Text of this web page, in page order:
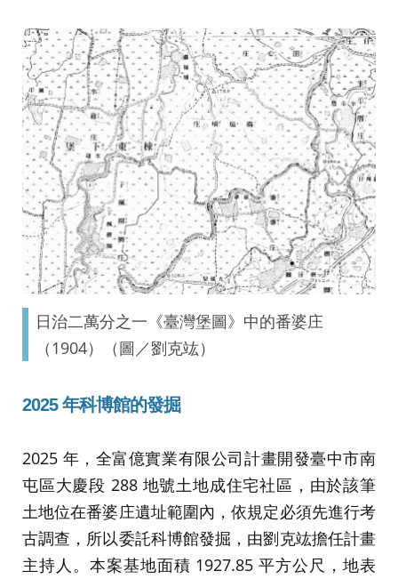
日治二萬分之一《臺灣堡圖》中的番婆庄
（1904）（圖／劉克竑）
2025年科博館的發掘
2025 年，全富億實業有限公司計畫開發臺中市南
屯區大慶段 288 地號土地成住宅社區，由於該筆
土地位在番婆庄遺址範圍內，依規定必須先進行考
古調查，所以委託科博館發掘，由劉克竑擔任計畫
主持人。本案基地面積 1927.85 平方公尺，地表